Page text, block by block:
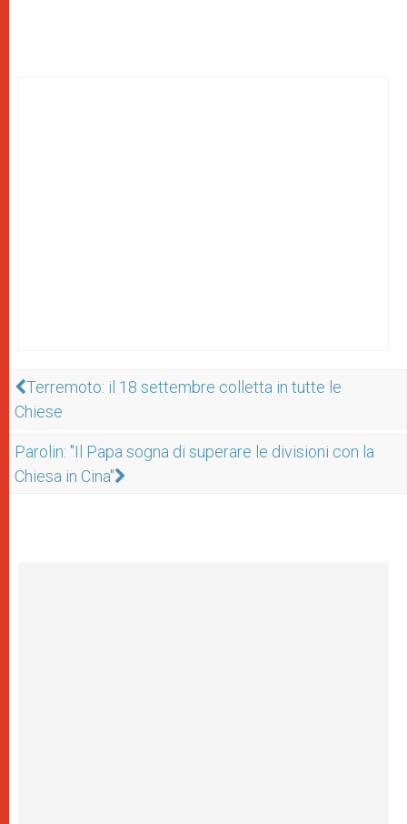
Terremoto: il 18 settembre colletta in tutte le
Chiese
Parolin: "Il Papa sogna di superare le divisioni con la
Chiesa in Cina"